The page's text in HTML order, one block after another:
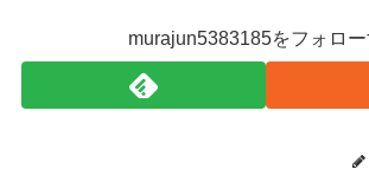
murajun5383185をフォロー